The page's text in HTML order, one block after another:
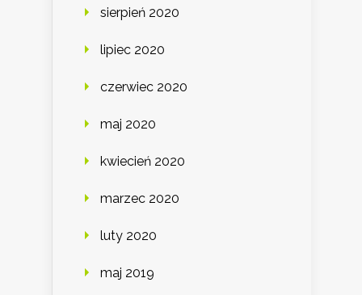
sierpień 2020
lipiec 2020
czerwiec 2020
maj 2020
kwiecień 2020
marzec 2020
luty 2020
maj 2019